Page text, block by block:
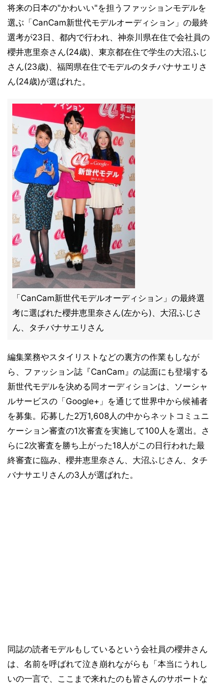
将来の日本の"かわいい"を担うファッションモデルを
選ぶ「CanCam新世代モデルオーディション」の最終
選考が23日、都内で行われ、神奈川県在住で会社員の
櫻井恵里奈さん(24歳)、東京都在住で学生の大沼ふじ
さん(23歳)、福岡県在住でモデルのタチバナサエリさ
ん(24歳)が選ばれた。
「CanCam新世代モデルオーディション」の最終選
考に選ばれた櫻井恵里奈さん(左から)、大沼ふじさ
ん、タチバナサエリさん
編集業務やスタイリストなどの裏方の作業もしなが
ら、ファッション誌『CanCam』の誌面にも登場する
新世代モデルを決める同オーディションは、ソーシャ
ルサービスの「Google+」を通じて世界中から候補者
を募集。応募した2万1,608人の中からネットコミュニ
ケーション審査の1次審査を実施して100人を選出。さ
らに2次審査を勝ち上がった18人がこの日行われた最
終審査に臨み、櫻井恵里奈さん、大沼ふじさん、タチ
バナサエリさんの3人が選ばれた。
同誌の読者モデルもしているという会社員の櫻井さん
は、名前を呼ばれて泣き崩れながらも「本当にうれし
いの一言で、ここまで来れたのも皆さんのサポートな